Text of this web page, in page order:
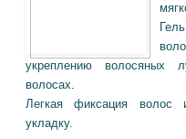
Гель
укреплению волосяных
волосах.
Легкая фиксация волос
укладку.